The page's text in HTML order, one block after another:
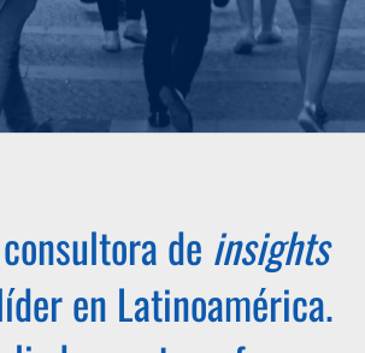
de insights
en Latinoamérica.